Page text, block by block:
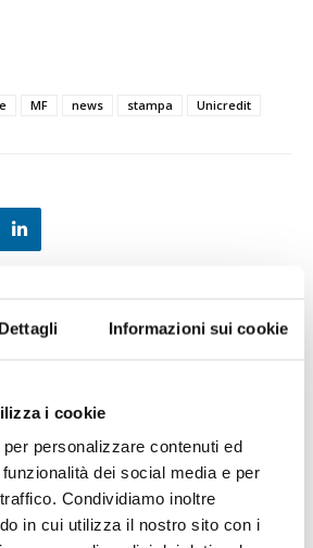
Dettagli Informazioni sui cookie
i cookie
personalizzare contenuti ed
dei social media e per
Condividiamo inoltre
in cui utilizza il nostro sito con i
MF news stampa Unicredit